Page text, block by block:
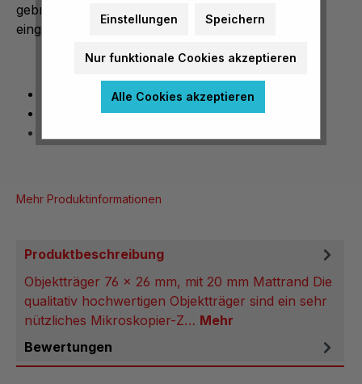
gebrauchsfertigen Vorreinigung können sie direkt
eingesetzt werden.
Anzahl: Pkg. mit 50 Stück
Größe: 76 x 26 mm
Mehr Produktinformationen
Produktbeschreibung
Objektträger 76 x 26 mm, mit 20 mm Mattrand Die
qualitativ hochwertigen Objektträger sind ein sehr
nützliches Mikroskopier-Z… Mehr
Bewertungen
Einstellungen Speichern
Nur funktionale Cookies akzeptieren
Alle Cookies akzeptieren